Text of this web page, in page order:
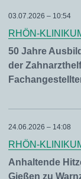
03.07.2026 – 10:54
RHÖN-
50 Jahre
der
24.06.2026 – 14:08
RHÖN-
Anhaltende
Gießen zu